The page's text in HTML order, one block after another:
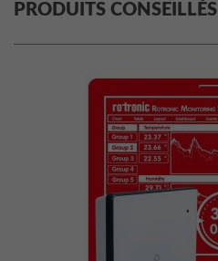
PRODUITS CONSEILLÉS